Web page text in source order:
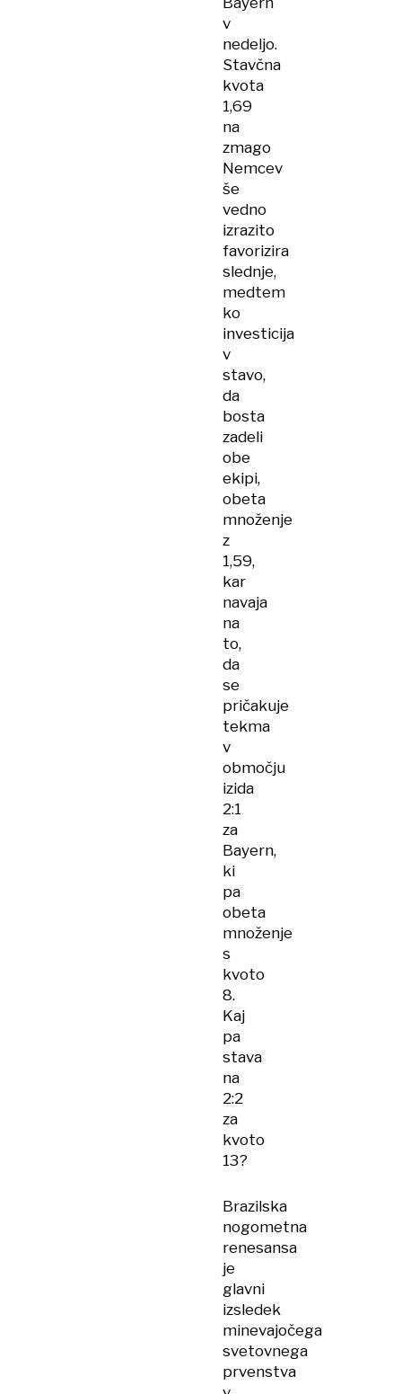
v
nedeljo.
Stavčna
kvota
1,69
na
zmago
Nemcev
še
vedno
izrazito
favorizira
slednje,
medtem
ko
investicija
v
stavo,
da
bosta
zadeli
obe
ekipi,
obeta
množenje
z
1,59,
kar
navaja
na
to,
da
se
pričakuje
tekma
v
območju
izida
2:1
za
Bayern,
ki
pa
obeta
množenje
s
kvoto
8.
Kaj
pa
stava
na
2:2
za
kvoto
13?
Brazilska
nogometna
renesansa
je
glavni
izsledek
minevajočega
svetovnega
prvenstva